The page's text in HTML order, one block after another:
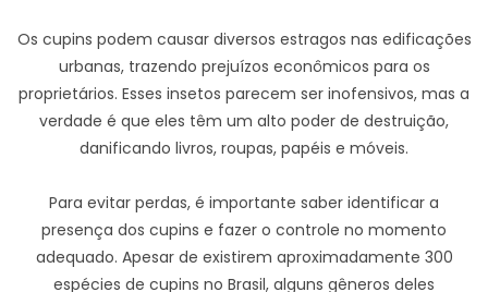
Os cupins podem causar diversos estragos nas edificações
urbanas, trazendo prejuízos econômicos para os
proprietários. Esses insetos parecem ser inofensivos, mas a
verdade é que eles têm um alto poder de destruição,
danificando livros, roupas, papéis e móveis.
Para evitar perdas, é importante saber identificar a
presença dos cupins e fazer o controle no momento
adequado. Apesar de existirem aproximadamente 300
espécies de cupins no Brasil, alguns gêneros deles